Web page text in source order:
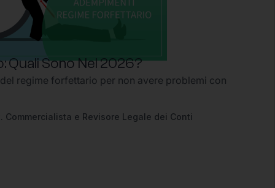
Sono Nel 2026?
regime forfettario per non avere problemi con
Commercialista e Revisore Legale dei Conti